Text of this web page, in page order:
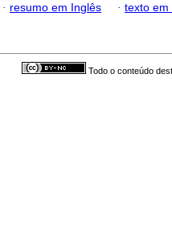
· resumo em Inglês · texto em
Todo o conteúdo